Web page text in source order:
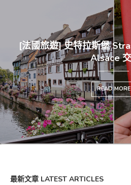
[法國旅遊] 史特拉斯堡
Alsace
READ MORE
[
最新文章 LATEST ARTICLES